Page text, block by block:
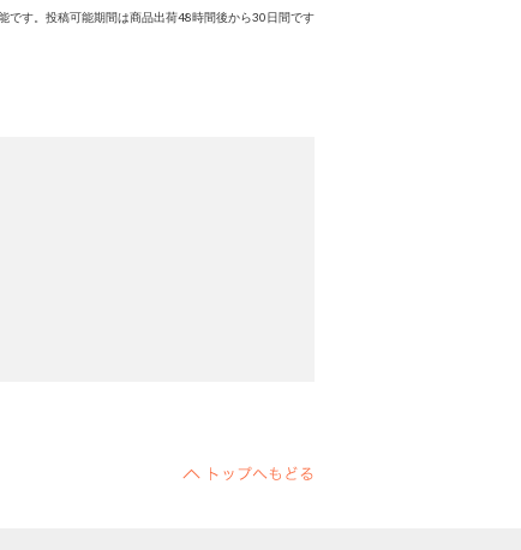
す。投稿可能期間は商品出荷48時間後から30日間です